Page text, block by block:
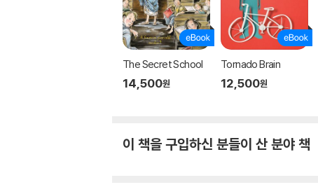
The Secret School
14,500원
Tornado Brain
12,500원
이 책을 구입하신 분들이 산 분야 책